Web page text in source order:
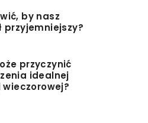
by nasz
przyjemniejszy?
przyczynić
idealnej